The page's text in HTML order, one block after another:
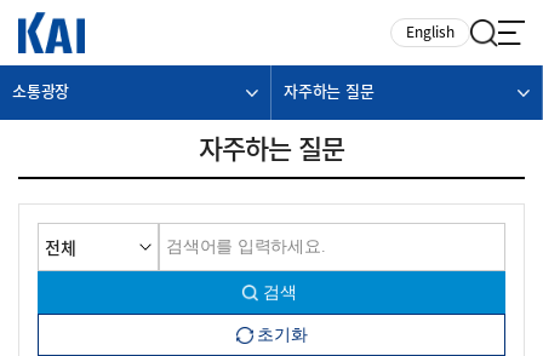
English
소통광장 자주하는 질문
자주하는 질문